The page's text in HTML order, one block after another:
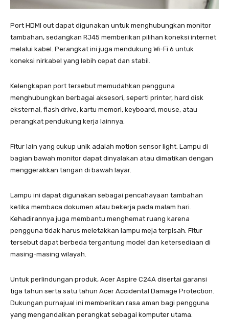
Port HDMI out dapat digunakan untuk menghubungkan monitor
tambahan, sedangkan RJ45 memberikan pilihan koneksi internet
melalui kabel. Perangkat ini juga mendukung Wi-Fi 6 untuk
koneksi nirkabel yang lebih cepat dan stabil.
Kelengkapan port tersebut memudahkan pengguna
menghubungkan berbagai aksesori, seperti printer, hard disk
eksternal, flash drive, kartu memori, keyboard, mouse, atau
perangkat pendukung kerja lainnya.
Fitur lain yang cukup unik adalah motion sensor light. Lampu di
bagian bawah monitor dapat dinyalakan atau dimatikan dengan
menggerakkan tangan di bawah layar.
Lampu ini dapat digunakan sebagai pencahayaan tambahan
ketika membaca dokumen atau bekerja pada malam hari.
Kehadirannya juga membantu menghemat ruang karena
pengguna tidak harus meletakkan lampu meja terpisah. Fitur
tersebut dapat berbeda tergantung model dan ketersediaan di
masing-masing wilayah.
Untuk perlindungan produk, Acer Aspire C24A disertai garansi
tiga tahun serta satu tahun Acer Accidental Damage Protection.
Dukungan purnajual ini memberikan rasa aman bagi pengguna
yang mengandalkan perangkat sebagai komputer utama.